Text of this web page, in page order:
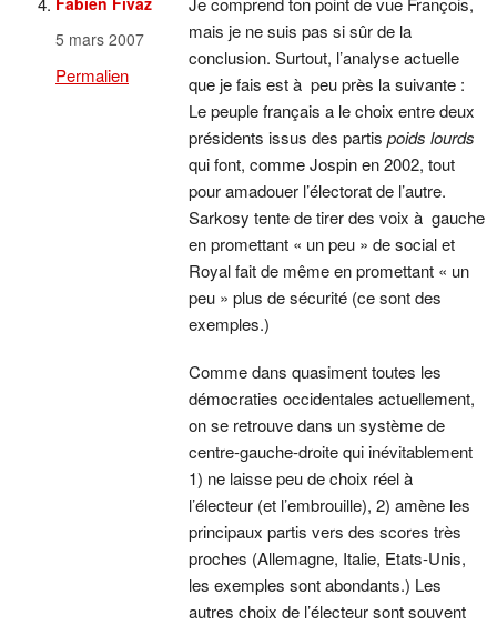
5 mars 2007
Permalien
mais je ne suis pas si sûr de la
conclusion. Surtout, l’analyse actuelle
que je fais est à peu près la suivante :
Le peuple français a le choix entre deux
présidents issus des partispoids lourds
qui font, comme Jospin en 2002, tout
pour amadouer l’électorat de l’autre.
Sarkosy tente de tirer des voix à gauche
en promettant « un peu » de social et
Royal fait de même en promettant « un
peu » plus de sécurité (ce sont des
exemples.)
Comme dans quasiment toutes les
démocraties occidentales actuellement,
on se retrouve dans un système de
centre-gauche-droite qui inévitablement
1) ne laisse peu de choix réel à
l’électeur (et l’embrouille), 2) amène les
principaux partis vers des scores très
proches (Allemagne, Italie, Etats-Unis,
les exemples sont abondants.) Les
autres choix de l’électeur sont souvent